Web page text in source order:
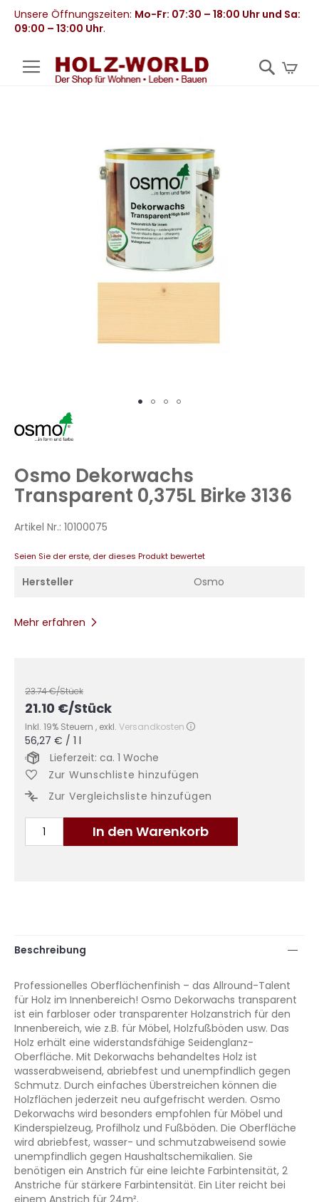
Unsere Öffnungszeiten: Mo-Fr: 07:30 – 18:00 Uhr und Sa:
09:00 – 13:00 Uhr.
Anfang
springen
Osmo Dekorwachs
Transparent 0,375L Birke 3136
Artikel Nr.: 10100075
Seien Sie der erste, der dieses Produkt bewertet
Hersteller Osmo
Mehr erfahren
23.74€/Stück
21.10 €/Stück
Inkl. 19% Steuern , exkl. Versandkosten
56,27 € / 1 l
In den Warenkorb
Lieferzeit: ca. 1 Woche
Zur Wunschliste hinzufügen
Zur Vergleichsliste hinzufügen
Beschreibung
Professionelles Oberflächenfinish – das Allround-Talent
für Holz im Innenbereich! Osmo Dekorwachs transparent
ist ein farbloser oder transparenter Holzanstrich für den
Innenbereich, wie z.B. für Möbel, Holzfußböden usw. Das
Holz erhält eine widerstandsfähige Seidenglanz-
Oberfläche. Mit Dekorwachs behandeltes Holz ist
wasserabweisend, abriebfest und unempfindlich gegen
Schmutz. Durch einfaches Überstreichen können die
Holzflächen jederzeit neu aufgefrischt werden. Osmo
Dekorwachs wird besonders empfohlen für Möbel und
Kinderspielzeug, Profilholz und Fußböden. Die Oberfläche
wird abriebfest, wasser- und schmutzabweisend sowie
unempfindlich gegen Haushaltschemikalien. Sie
benötigen ein Anstrich für eine leichte Farbintensität, 2
Anstriche für stärkere Farbintensität. Ein Liter reicht bei
einem Anstrich für 24m².